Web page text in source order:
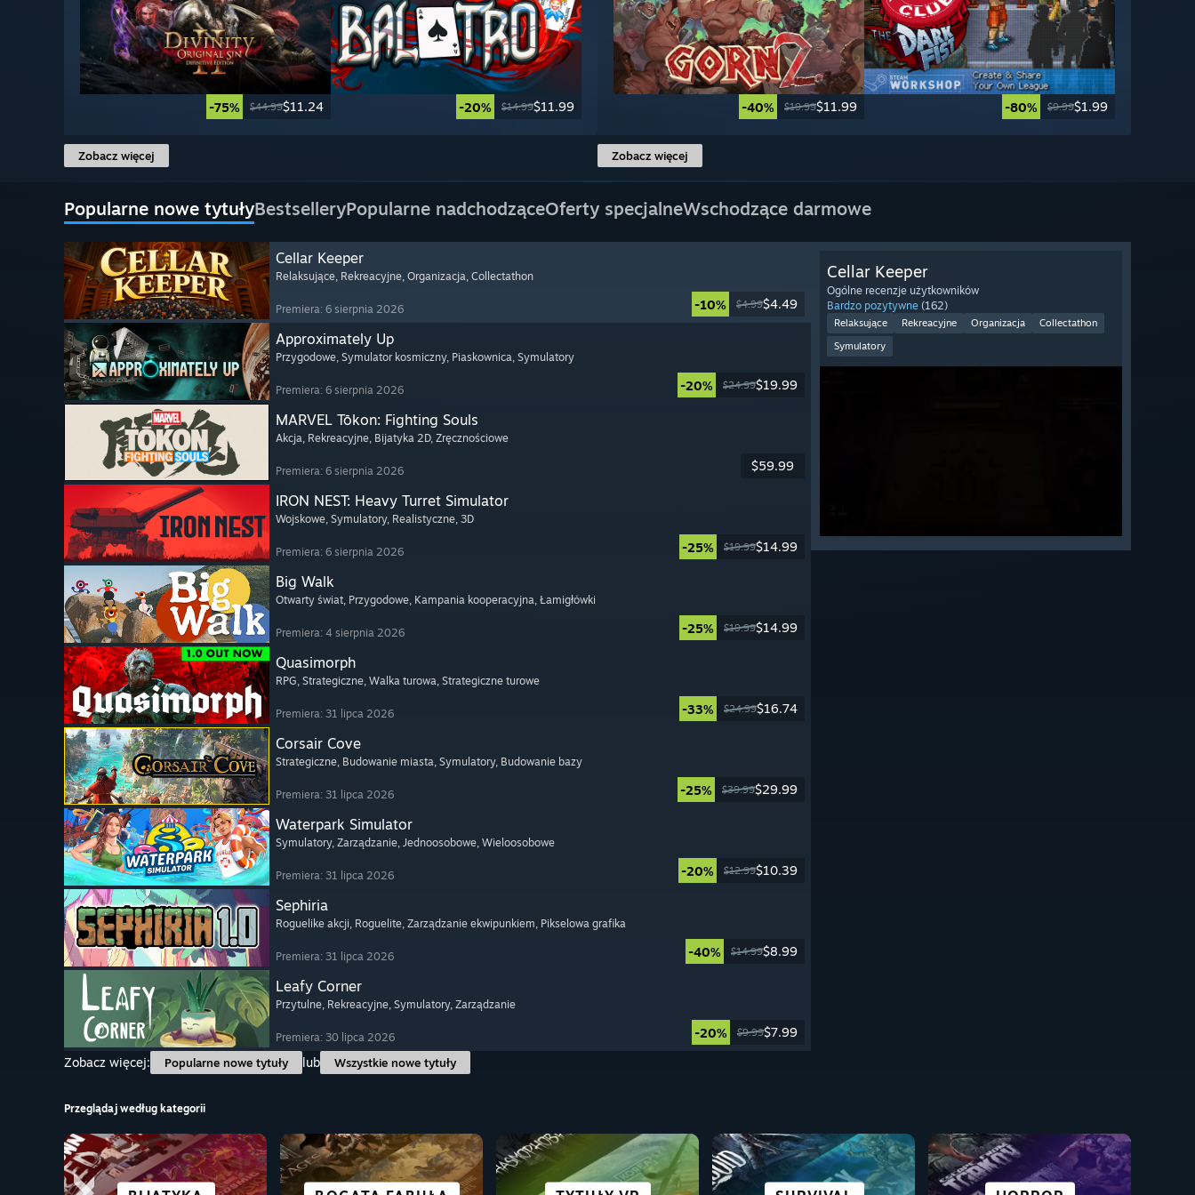
-75% $44.99$11.24 -20% $14.99$11.99
Zobacz więcej
-40% $19.99$11.99 -80% $9.99$1.99
Zobacz więcej
Popularne nowe tytułyBestselleryPopularne nadchodząceOferty specjalneWschodzące darmowe
Cellar Keeper
Relaksujące, Rekreacyjne, Organizacja, Collectathon
Premiera: 6 sierpnia 2026 -10% $4.99$4.49
Approximately Up
Przygodowe, Symulator kosmiczny, Piaskownica, Symulatory
Premiera: 6 sierpnia 2026 -20% $24.99$19.99
MARVEL Tōkon: Fighting Souls
Akcja, Rekreacyjne, Bijatyka 2D, Zręcznościowe
Premiera: 6 sierpnia 2026 $59.99
IRON NEST: Heavy Turret Simulator
Wojskowe, Symulatory, Realistyczne, 3D
Premiera: 6 sierpnia 2026 -25% $19.99$14.99
Big Walk
Otwarty świat, Przygodowe, Kampania kooperacyjna, Łamigłówki
Premiera: 4 sierpnia 2026 -25% $19.99$14.99
Quasimorph
RPG, Strategiczne, Walka turowa, Strategiczne turowe
Premiera: 31 lipca 2026 -33% $24.99$16.74
Corsair Cove
Strategiczne, Budowanie miasta, Symulatory, Budowanie bazy
Premiera: 31 lipca 2026 -25% $39.99$29.99
Waterpark Simulator
Symulatory, Zarządzanie, Jednoosobowe, Wieloosobowe
Premiera: 31 lipca 2026 -20% $12.99$10.39
Sephiria
Roguelike akcji, Roguelite, Zarządzanie ekwipunkiem, Pikselowa grafika
Premiera: 31 lipca 2026 -40% $14.99$8.99
Leafy Corner
Przytulne, Rekreacyjne, Symulatory, Zarządzanie
Premiera: 30 lipca 2026 -20% $9.99$7.99
Zobacz więcej:
Popularne nowe tytuły lub Wszystkie nowe tytuły
Cellar Keeper
Ogólne recenzje użytkowników
Bardzo pozytywne (162)
Relaksujące Rekreacyjne Organizacja
Collectathon
Symulatory
Przeglądaj według kategorii
POWIEŚCI WSZYSTKIE
SCIENCE FICTION I